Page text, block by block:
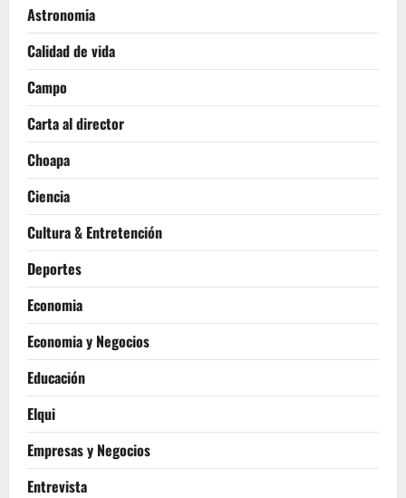
Astronomia
Calidad de vida
Campo
Carta al director
Choapa
Ciencia
Cultura & Entretención
Deportes
Economia
Economia y Negocios
Educación
Elqui
Empresas y Negocios
Entrevista